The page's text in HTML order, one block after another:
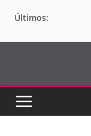
paraÚltimos: